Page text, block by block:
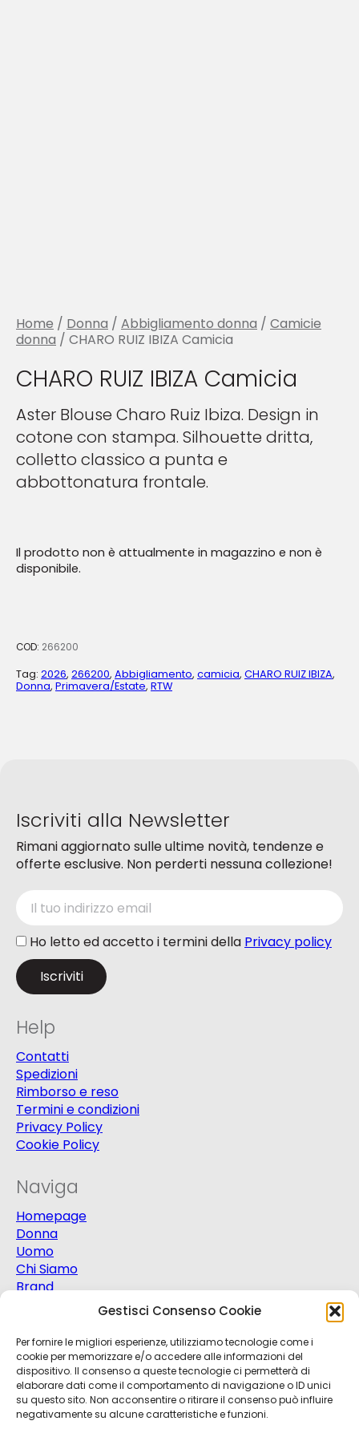
Gestisci Consenso Cookie
Per fornire le migliori esperienze, utilizziamo tecnologie come i
cookie per memorizzare e/o accedere alle informazioni del
dispositivo. Il consenso a queste tecnologie ci permetterà di
elaborare dati come il comportamento di navigazione o ID unici
su questo sito. Non acconsentire o ritirare il consenso può influire
negativamente su alcune caratteristiche e funzioni.
Home / Donna / Abbigliamento donna / Camicie
donna / CHARO RUIZ IBIZA Camicia
CHARO RUIZ IBIZA Camicia
Aster Blouse Charo Ruiz Ibiza. Design in
cotone con stampa. Silhouette dritta,
colletto classico a punta e
abbottonatura frontale.
Il prodotto non è attualmente in magazzino e non è
disponibile.
COD: 266200
Tag: 2026, 266200, Abbigliamento, camicia, CHARO RUIZ IBIZA,
Donna, Primavera/Estate, RTW
Iscriviti alla Newsletter
Rimani aggiornato sulle ultime novità, tendenze e
offerte esclusive. Non perderti nessuna collezione!
Ho letto ed accetto i termini della Privacy policy
Help
Contatti
Spedizioni
Rimborso e reso
Termini e condizioni
Privacy Policy
Cookie Policy
Naviga
Homepage
Donna
Uomo
Chi Siamo
Brand
Contatti